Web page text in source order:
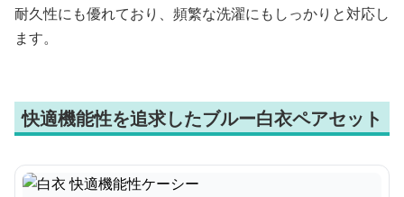
耐久性にも優れており、頻繁な洗濯にもしっかりと対応し
ます。
快適機能性を追求したブルー白衣ペアセット